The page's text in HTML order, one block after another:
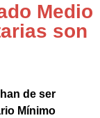
Medio
son
han de ser
Mínimo